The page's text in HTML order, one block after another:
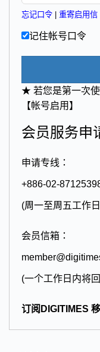
忘记口令 重寄启用信
记住帐号口令
★ 若您是第一次
【帐号启用】
会员服务申
申请专线：
+886-02-
(周一至周五工作
会员信箱：
(一个工作日内将
订阅DIGITIMES